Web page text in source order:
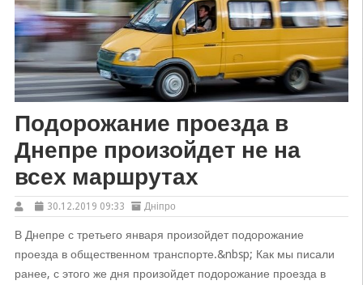
Подорожание проезда в
Днепре произойдет не на
всех маршрутах
30.12.2019 09:33 Дніпро
В Днепре с третьего января произойдет подорожание
проезда в общественном транспорте.&nbsp; Как мы писали
ранее, с этого же дня произойдет подорожание проезда в